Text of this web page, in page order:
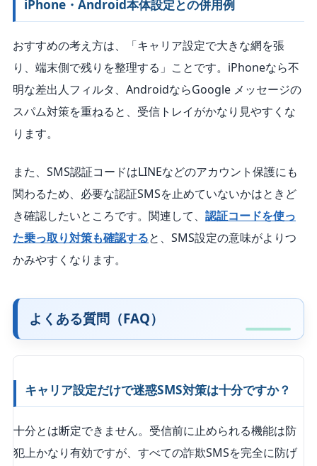
iPhone・Android本体設定との併用例
おすすめの考え方は、「キャリア設定で大きな網を張
り、端末側で残りを整理する」ことです。iPhoneなら不
明な差出人フィルタ、AndroidならGoogle メッセージの
スパム対策を重ねると、受信トレイがかなり見やすくな
ります。
また、SMS認証コードはLINEなどのアカウント保護にも
関わるため、必要な認証SMSを止めていないかはときど
き確認したいところです。関連して、 認証コードを使っ
た乗っ取り対策も確認すると、SMS設定の意味がよりつ
かみやすくなります。
よくある質問（FAQ）
キャリア設定だけで迷惑SMS対策は十分ですか？
十分とは断定できません。受信前に止められる機能は防
犯上かなり有効ですが、すべての詐欺SMSを完全に防げ